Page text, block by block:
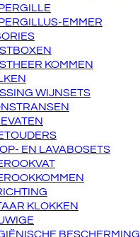
EMMER
KOMMEN
WIJNSETS
EN LAVABOSETS
KLOKKEN
BESCHERMING